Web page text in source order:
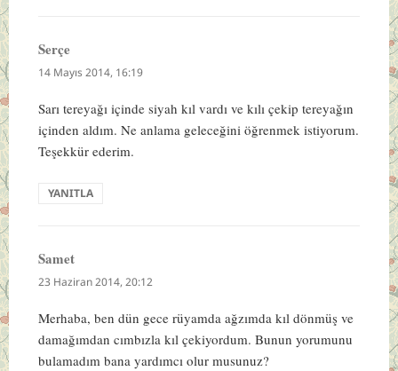
Serçe
ki:
14 Mayıs 2014, 16:19
Sarı tereyağı içinde siyah kıl vardı ve kılı çekip tereyağın
içinden aldım. Ne anlama geleceğini öğrenmek istiyorum.
Teşekkür ederim.
YANITLA
Sametdedi
ki:
23 Haziran 2014, 20:12
Merhaba, ben dün gece rüyamda ağzımda kıl dönmüş ve
damağımdan cımbızla kıl çekiyordum. Bunun yorumunu
bulamadım bana yardımcı olur musunuz?